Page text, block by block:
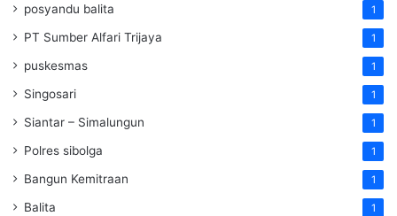
posyandu balita 1
PT Sumber Alfari Trijaya 1
puskesmas 1
Singosari 1
Siantar – Simalungun 1
Polres sibolga 1
Bangun Kemitraan 1
Balita 1